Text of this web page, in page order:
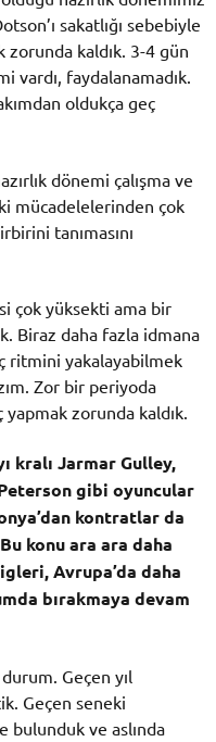
sakatlığı sebebiyle
kaldık. 3-4 gün
vardı, faydalanamadık.
oldukça geç
dönemi çalışma ve
mücadelelerinden çok
tanımasını
çok yüksekti ama bir
Biraz daha fazla idmana
ritmini yakalayabilmek
Zor bir periyoda
zorunda kaldık.
kralı Jarmar Gulley,
gibi oyuncular
kontratlar da
konu ara ara daha
Avrupa’da daha
bırakmaya devam
Geçen yıl
Geçen seneki
bulunduk ve aslında